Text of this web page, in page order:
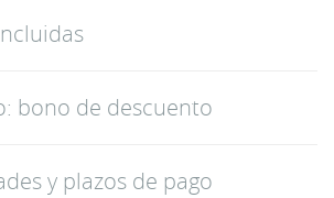
bono de descuento
y plazos de pago